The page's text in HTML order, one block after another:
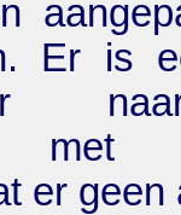
Er is
er geen